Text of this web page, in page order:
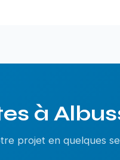
à
projet en quelques